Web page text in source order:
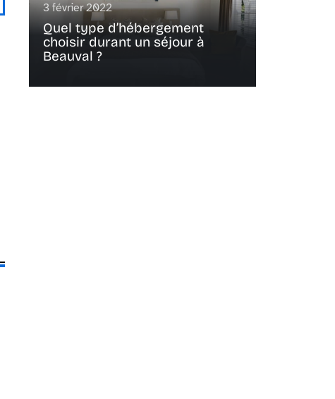
3 février 2022
Quel type d’hébergement
choisir durant un séjour à
Beauval ?